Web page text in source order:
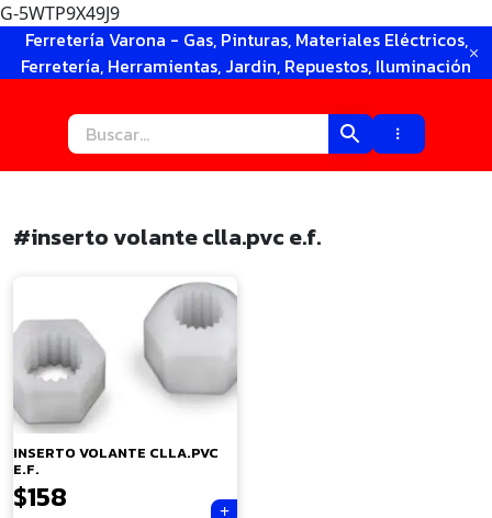
G-5WTP9X49J9
Ferretería Varona - Gas, Pinturas, Materiales Eléctricos,
Ferretería, Herramientas, Jardin, Repuestos, Iluminación
#inserto volante clla.pvc e.f.
INSERTO VOLANTE CLLA.PVC
E.F.
$158